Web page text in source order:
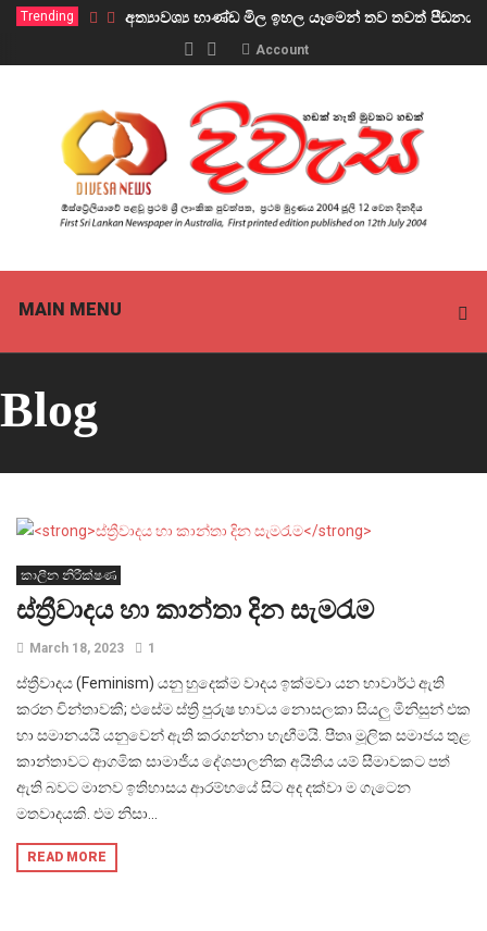
Trending අත්‍යාවශ්‍ය භාණ්ඩ මිල ඉහල යෑමෙන් තව තවත්
Account
MAIN MENU
Blog
කාලීන නිරීක්ෂණ
ස්ත්‍රීවාදය හා කාන්තා දින සැමරැම
March 18, 2023 1
ස්ත්‍රීවාදය (Feminism) යනු හුදෙක්ම වාදය ඉක්මවා යන භාවාර්ථ ඇති
කරන චින්තාවකි; එසේම ස්ත්‍රි පුරුෂ භාවය නොසලකා සියලු මිනිසුන් එක
හා සමානයයි යනුවෙන් ඇති කරගන්නා හැඟීමයි. පීතෘ මූලික සමාජය තුළ
කාන්තාවට ආගමික සාමාජීය දේශපාලනික අයිතිය යම් සීමාවකට පත්
ඇති බවට මානව ඉතිහාසය ආරම්භයේ සිට අද දක්වා ම ගැටෙන
මතවාදයකි. එම නිසා...
READ MORE